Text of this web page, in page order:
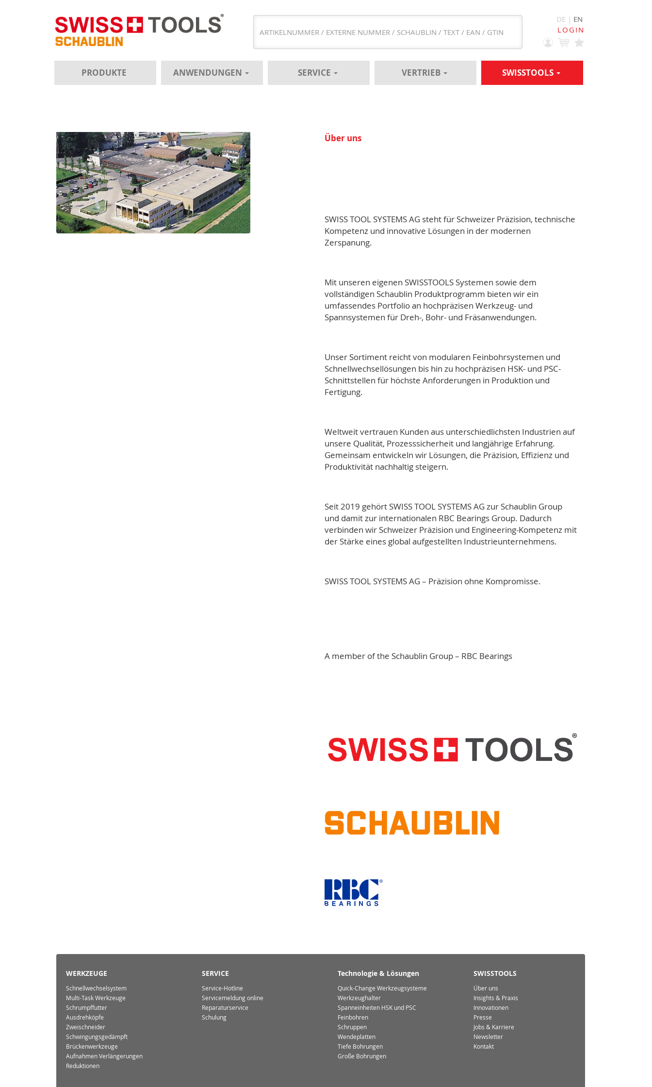
DE | EN
LOGIN
PRODUKTE ANWENDUNGEN SERVICE VERTRIEB SWISSTOOLS
Über uns
SWISS TOOL SYSTEMS AG steht für Schweizer Präzision, technische
Kompetenz und innovative Lösungen in der modernen
Zerspanung.
Mit unseren eigenen SWISSTOOLS Systemen sowie dem
vollständigen Schaublin Produktprogramm bieten wir ein
umfassendes Portfolio an hochpräzisen Werkzeug- und
Spannsystemen für Dreh-, Bohr- und Fräsanwendungen.
Unser Sortiment reicht von modularen Feinbohrsystemen und
Schnellwechsellösungen bis hin zu hochpräzisen HSK- und PSC-
Schnittstellen für höchste Anforderungen in Produktion und
Fertigung.
Weltweit vertrauen Kunden aus unterschiedlichsten Industrien auf
unsere Qualität, Prozesssicherheit und langjährige Erfahrung.
Gemeinsam entwickeln wir Lösungen, die Präzision, Effizienz und
Produktivität nachhaltig steigern.
Seit 2019 gehört SWISS TOOL SYSTEMS AG zur Schaublin Group
und damit zur internationalen RBC Bearings Group. Dadurch
verbinden wir Schweizer Präzision und Engineering-Kompetenz mit
der Stärke eines global aufgestellten Industrieunternehmens.
SWISS TOOL SYSTEMS AG – Präzision ohne Kompromisse.
A member of the Schaublin Group – RBC Bearings
WERKZEUGE
Schnellwechselsystem
Multi-Task Werkzeuge
Schrumpffutter
Ausdrehköpfe
Zweischneider
Schwingungsgedämpft
Brückenwerkzeuge
Aufnahmen Verlängerungen
Reduktionen
SERVICE
Service-Hotline
Servicemeldung online
Reparaturservice
Schulung
Technologie & Lösungen
Quick-Change Werkzeugsysteme
Werkzeughalter
Spanneinheiten HSK und PSC
Feinbohren
Schruppen
Wendeplatten
Tiefe Bohrungen
Große Bohrungen
SWISSTOOLS
Über uns
Insights & Praxis
Innovationen
Presse
Jobs & Karriere
Newsletter
Kontakt